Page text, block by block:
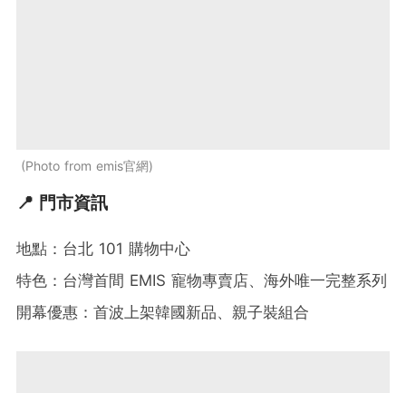
Photo from emis官網
📍 門市資訊
地點：台北 101 購物中心
特色：台灣首間 EMIS 寵物專賣店、海外唯一完整系列
開幕優惠：首波上架韓國新品、親子裝組合